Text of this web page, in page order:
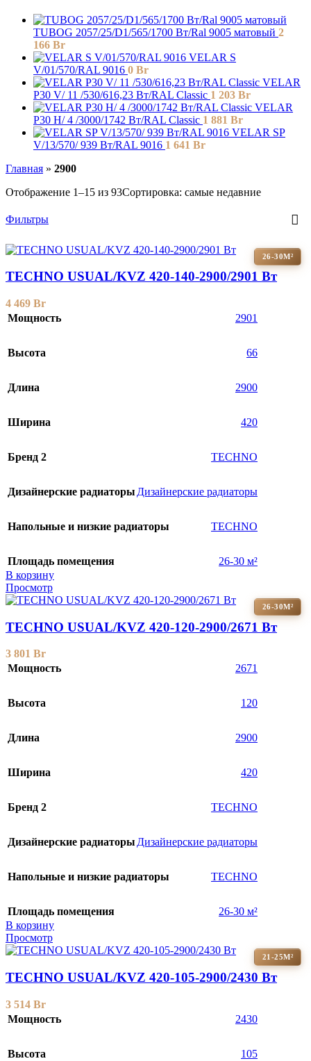
TUBOG 2057/25/D1/565/1700 Вт/Ral 9005 матовый 2
166 Br
VELAR S
V/01/570/RAL 9016 0 Br
VELAR
P30 V/ 11 /530/616,23 Вт/RAL Classic 1 203 Br
VELAR
P30 H/ 4 /3000/1742 Вт/RAL Classic 1 881 Br
VELAR SP
V/13/570/ 939 Bт/RAL 9016 1 641 Br
Главная » 2900
Отображение 1–15 из 93Сортировка: самые недавние
Фильтры
26-30М²
TECHNO USUAL/KVZ 420-140-2900/2901 Вт
4 469 Br
Мощность
2901
Высота 66
Длина 2900
Ширина 420
Бренд 2 TECHNO
Дизайнерские радиаторы Дизайнерские радиаторы
Напольные и низкие радиаторы TECHNO
Площадь помещения
26-30 м²
В корзину
Просмотр
26-30М²
TECHNO USUAL/KVZ 420-120-2900/2671 Вт
3 801 Br
Мощность
2671
Высота 120
Длина 2900
Ширина 420
Бренд 2 TECHNO
Дизайнерские радиаторыДизайнерские радиаторы
Напольные и низкие радиаторы TECHNO
Площадь помещения
26-30 м²
В корзину
Просмотр
21-25М²
TECHNO USUAL/KVZ 420-105-2900/2430 Вт
3 514 Br
Мощность
2430
Высота 105